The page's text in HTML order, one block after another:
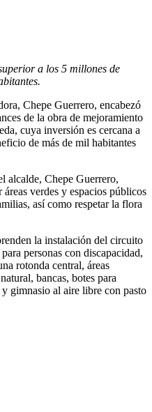
a los 5 millones de
Chepe Guerrero, encabezó
de la obra de mejoramiento
cuya inversión es cercana a
de más de mil habitantes
alcalde, Chepe Guerrero,
verdes y espacios públicos
así como respetar la flora
la instalación del circuito
personas con discapacidad,
rotonda central, áreas
bancas, botes para
y gimnasio al aire libre con pasto